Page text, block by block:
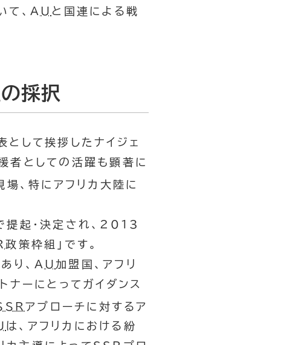
、 AU と国連による戦
採択
して挨拶したナイジェ
者としての活躍も顕著に
場、特にアフリカ大陸に
提起・決定され、2013
政策枠組」です。
り、 AU加盟国、アフリ
ナーにとってガイダンス
アプローチに対するア
は、アフリカにおける紛